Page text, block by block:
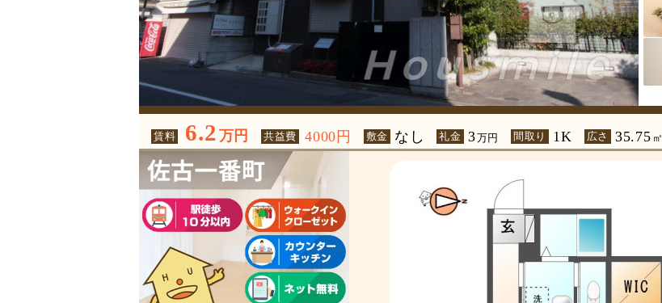
賃料 6.2 万円 共益費 4000円 敷金 なし 礼金 3 万円 間取り 1K 広さ 35.75 ㎡